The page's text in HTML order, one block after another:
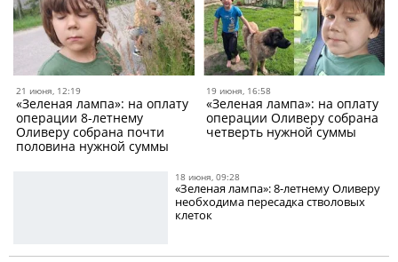
21 июня, 12:19
«Зеленая лампа»: на оплату
операции 8-летнему
Оливеру собрана почти
половина нужной суммы
19 июня, 16:58
«Зеленая лампа»: на оплату
операции Оливеру собрана
четверть нужной суммы
18 июня, 09:28
«Зеленая лампа»: 8-летнему Оливеру
необходима пересадка стволовых
клеток